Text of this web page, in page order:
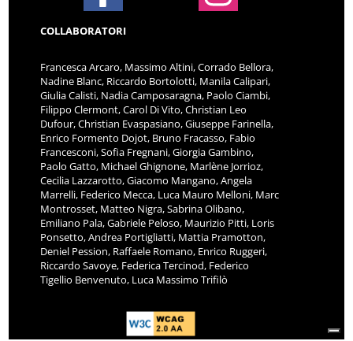
COLLABORATORI
Francesca Arcaro, Massimo Altini, Corrado Bellora,
Nadine Blanc, Riccardo Bortolotti, Manila Calipari,
Giulia Calisti, Nadia Camposaragna, Paolo Ciambi,
Filippo Clermont, Carol Di Vito, Christian Leo
Dufour, Christian Evaspasiano, Giuseppe Farinella,
Enrico Formento Dojot, Bruno Fracasso, Fabio
Francesconi, Sofia Fregnani, Giorgia Gambino,
Paolo Gatto, Michael Ghignone, Marlène Jorrioz,
Cecilia Lazzarotto, Giacomo Mangano, Angela
Marrelli, Federico Mecca, Luca Mauro Melloni, Marc
Montrosset, Matteo Nigra, Sabrina Olibano,
Emiliano Pala, Gabriele Peloso, Maurizio Pitti, Loris
Ponsetto, Andrea Portigliatti, Mattia Pramotton,
Deniel Pession, Raffaele Romano, Enrico Ruggeri,
Riccardo Savoye, Federica Tercinod, Federico
Tigellio Benvenuto, Luca Massimo Trifilò